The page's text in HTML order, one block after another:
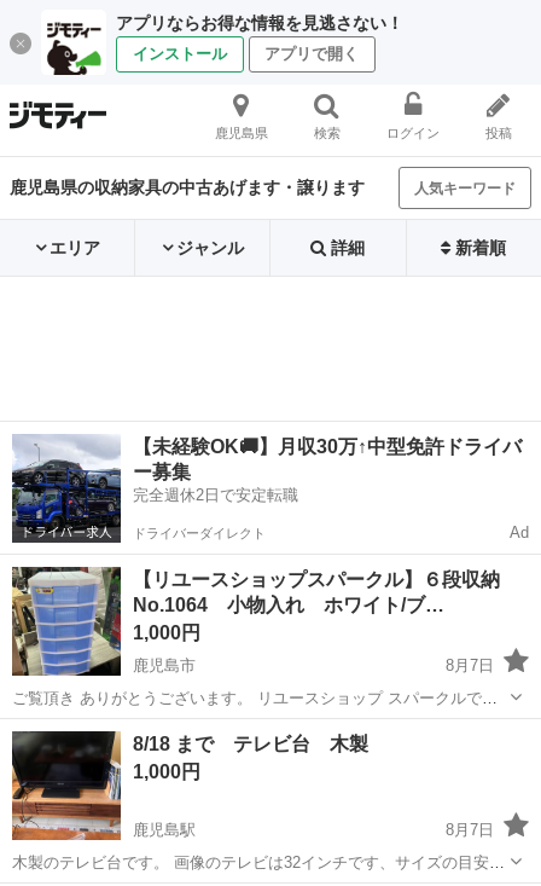
アプリならお得な情報を見逃さない！
インストール アプリで開く
鹿児島県 検索 ログイン 投稿
鹿児島県の収納家具の中古あげます・譲ります 人気キーワード
エリア ジャンル 詳細 新着順
【未経験OK🚚】月収30万↑中型免許ドライバ
ー募集
完全週休2日で安定転職
ドライバーダイレクト Ad
【リユースショップスパークル】６段収納
No.1064 小物入れ ホワイト/ブ…
1,000円
鹿児島市
8月7日
ご覧頂き ありがとうございます。 リユースショップ スパークルで
す。 ６段収納 No.1064 小物入れ ホワイト/ブルー 収納ケース 入
荷しました!! 商品説明 サイズ：330×450×640mm...
鹿児島 鹿児島市 収納家具 ブルー
8/18 まで テレビ台 木製
1,000円
鹿児島駅
8月7日
木製のテレビ台です。 画像のテレビは32インチです、サイズの目安と